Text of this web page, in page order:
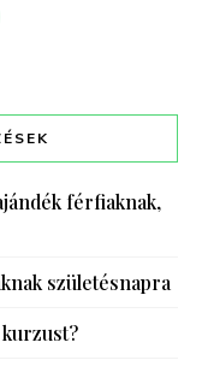
férfiaknak,
születésnapra